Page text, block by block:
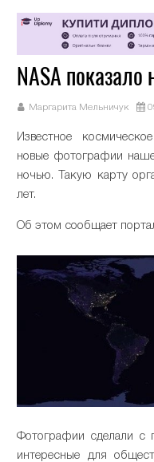
NASA
Маргарита Мельничук
Известное
новые фотографии
ночью. Такую карту
лет.
Об этом сообщает
Фотографии сделали с
интересные для